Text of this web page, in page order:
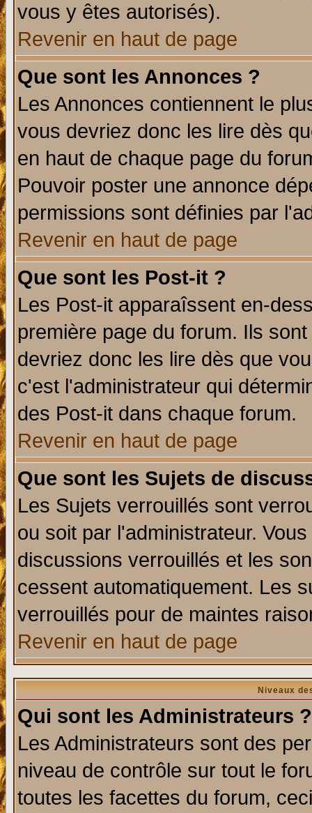
vous y êtes autorisés).
Revenir en haut de page
Que sont les Annonces ?
Les Annonces contiennent le
vous devriez donc les lire dès
en haut de chaque page du
Pouvoir poster une annonce
permissions sont définies par
Revenir en haut de page
Que sont les Post-it ?
Les Post-it apparaîssent en-
première page du forum. Ils
devriez donc les lire dès que
c'est l'administrateur qui
des Post-it dans chaque forum.
Revenir en haut de page
Que sont les Sujets de
Les Sujets verrouillés sont
ou soit par l'administrateur.
discussions verrouillés et les
cessent automatiquement. Les
verrouillés pour de maintes
Revenir en haut de page
Niveaux
Qui sont les Administrateurs ?
Les Administrateurs sont des
niveau de contrôle sur tout le
toutes les facettes du forum,